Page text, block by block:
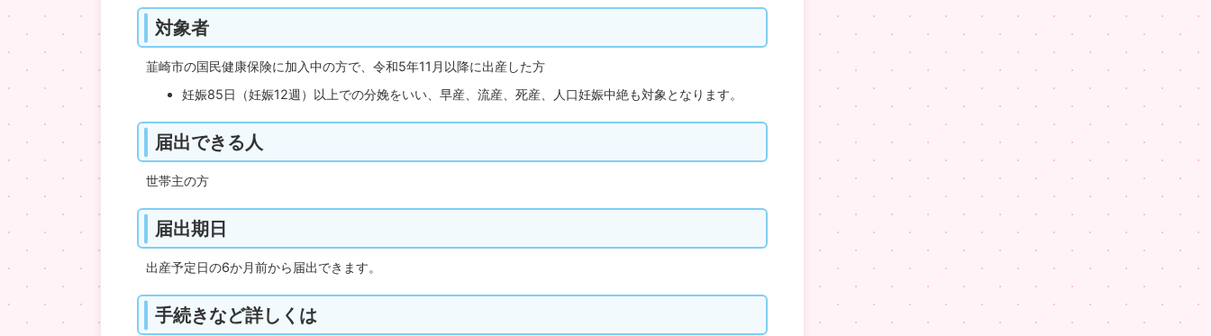
対象者
韮崎市の国民健康保険に加入中の方で、令和5年11月以降に出産した方
妊娠85日（妊娠12週）以上での分娩をいい、早産、流産、死産、人口妊娠中絶も対象となります。
届出できる人
世帯主の方
届出期日
出産予定日の6か月前から届出できます。
手続きなど詳しくは